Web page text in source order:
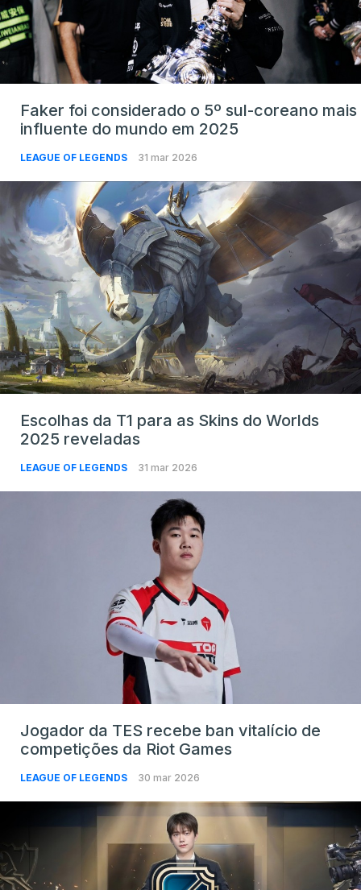
Faker foi considerado o 5º sul-coreano mais
influente do mundo em 2025
LEAGUE OF LEGENDS 31 mar 2026
Escolhas da T1 para as Skins do Worlds
2025 reveladas
LEAGUE OF LEGENDS 31 mar 2026
Jogador da TES recebe ban vitalício de
competições da Riot Games
LEAGUE OF LEGENDS 30 mar 2026